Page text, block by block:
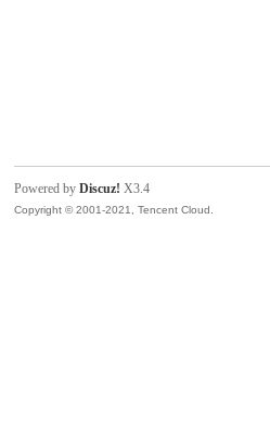
Powered byDiscuz! X3.4
Copyright © 2001-2021, Tencent Cloud.